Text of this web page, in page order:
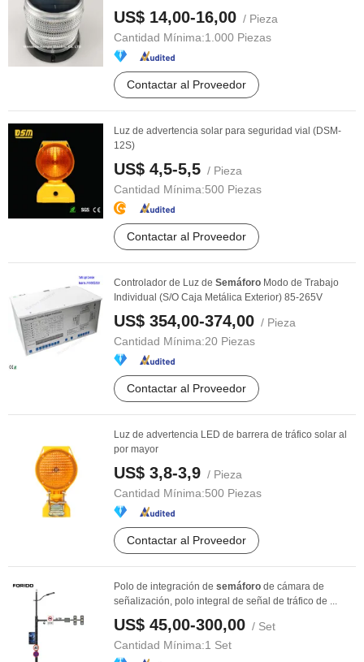
US$ 14,00-16,00 / Pieza
Cantidad Mínima:1.000 Piezas
Contactar al Proveedor
Luz de advertencia solar para seguridad vial (DSM-
12S)
US$ 4,5-5,5 / Pieza
Cantidad Mínima:500 Piezas
Contactar al Proveedor
Controlador de Luz de Semáforo Modo de Trabajo
Individual (S/O Caja Metálica Exterior) 85-265V
US$ 354,00-374,00 / Pieza
Cantidad Mínima:20 Piezas
Contactar al Proveedor
Luz de advertencia LED de barrera de tráfico solar al
por mayor
US$ 3,8-3,9 / Pieza
Cantidad Mínima:500 Piezas
Contactar al Proveedor
Polo de integración de semáforo de cámara de
señalización, polo integral de señal de tráfico de ...
US$ 45,00-300,00 / Set
Cantidad Mínima:1 Set